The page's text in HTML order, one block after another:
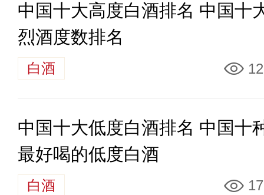
中国十大高度白酒排名 中国十
烈酒度数排名
白酒
中国十大低度白酒排名 中国十
最好喝的低度白酒
白酒